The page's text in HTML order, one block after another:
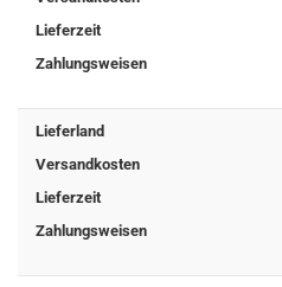
Lieferzeit
Zahlungsweisen
Lieferland
Versandkosten
Lieferzeit
Zahlungsweisen